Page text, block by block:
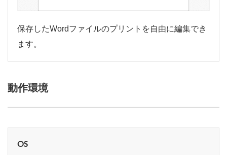
保存したWordファイルのプリントを自由に編集でき
ます。
動作環境
OS